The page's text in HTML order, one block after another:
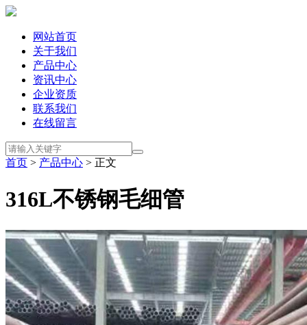
网站首页
关于我们
产品中心
资讯中心
企业资质
联系我们
在线留言
首页 > 产品中心 > 正文
316L不锈钢毛细管